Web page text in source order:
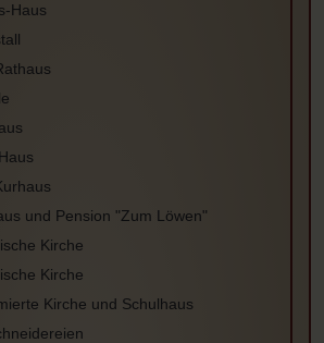
Haus
und Pension "Zum Löwen"
Kirche
Kirche
Kirche und Schulhaus